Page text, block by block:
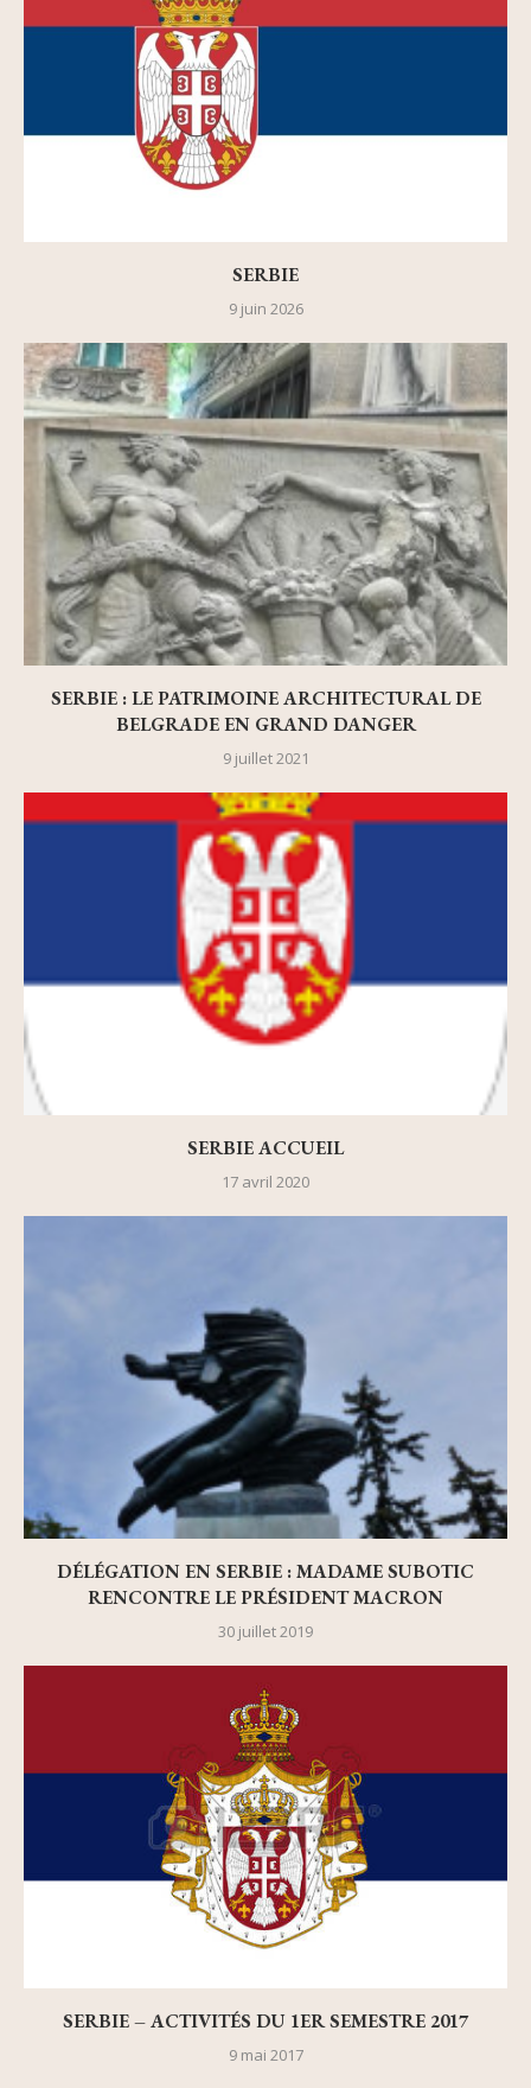
SERBIE
9 juin 2026
SERBIE : LE PATRIMOINE ARCHITECTURAL DE
BELGRADE EN GRAND DANGER
9 juillet 2021
SERBIE ACCUEIL
17 avril 2020
DÉLÉGATION EN SERBIE : MADAME SUBOTIC
RENCONTRE LE PRÉSIDENT MACRON
30 juillet 2019
SERBIE – ACTIVITÉS DU 1ER SEMESTRE 2017
9 mai 2017